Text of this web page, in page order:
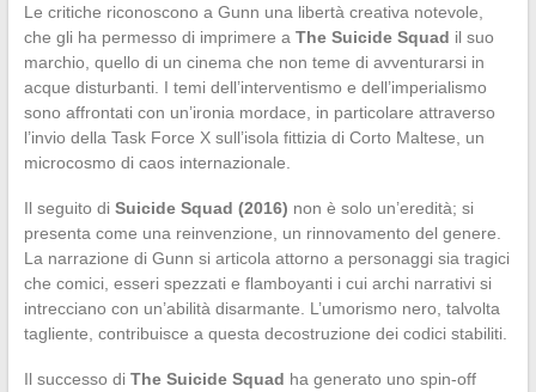
Le critiche riconoscono a Gunn una libertà creativa notevole,
che gli ha permesso di imprimere a The Suicide Squad il suo
marchio, quello di un cinema che non teme di avventurarsi in
acque disturbanti. I temi dell’interventismo e dell’imperialismo
sono affrontati con un’ironia mordace, in particolare attraverso
l’invio della Task Force X sull’isola fittizia di Corto Maltese, un
microcosmo di caos internazionale.
Il seguito di Suicide Squad (2016) non è solo un’eredità; si
presenta come una reinvenzione, un rinnovamento del genere.
La narrazione di Gunn si articola attorno a personaggi sia tragici
che comici, esseri spezzati e flamboyanti i cui archi narrativi si
intrecciano con un’abilità disarmante. L’umorismo nero, talvolta
tagliente, contribuisce a questa decostruzione dei codici stabiliti.
Il successo di The Suicide Squad ha generato uno spin-off